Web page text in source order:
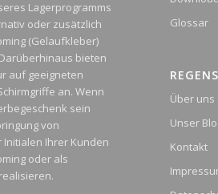
Lagerprogramms
oder zusätzlich
(Gelaufkleber)
bieten
auf geeigneten
an. Wenn
sein
von
Initialen Ihrer Kunden
oder als
Glossar
Über uns
Unser
Kontakt